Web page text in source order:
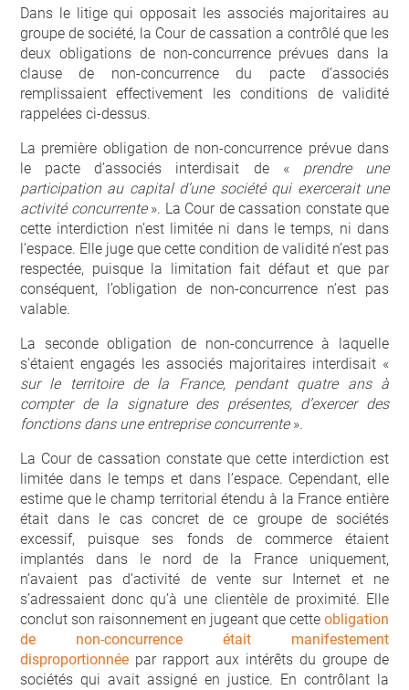
Dans le litige qui opposait les associés majoritaires au
groupe de société, la Cour de cassation a contrôlé que les
deux obligations de non-concurrence prévues dans la
clause de non-concurrence du pacte d’associés
remplissaient effectivement les conditions de validité
rappelées ci-dessus.
La première obligation de non-concurrence prévue dans
le pacte d’associés interdisait de « prendre une
participation au capital d’une société qui exercerait une
activité concurrente ». La Cour de cassation constate que
cette interdiction n’est limitée ni dans le temps, ni dans
l’espace. Elle juge que cette condition de validité n’est pas
respectée, puisque la limitation fait défaut et que par
conséquent, l’obligation de non-concurrence n’est pas
valable.
La seconde obligation de non-concurrence à laquelle
s’étaient engagés les associés majoritaires interdisait «
sur le territoire de la France, pendant quatre ans à
compter de la signature des présentes, d’exercer des
fonctions dans une entreprise concurrente ».
La Cour de cassation constate que cette interdiction est
limitée dans le temps et dans l’espace. Cependant, elle
estime que le champ territorial étendu à la France entière
était dans le cas concret de ce groupe de sociétés
excessif, puisque ses fonds de commerce étaient
implantés dans le nord de la France uniquement,
n’avaient pas d’activité de vente sur Internet et ne
s’adressaient donc qu’à une clientèle de proximité. Elle
conclut son raisonnement en jugeant que cette obligation
de non-concurrence était manifestement
disproportionnée par rapport aux intérêts du groupe de
sociétés qui avait assigné en justice. En contrôlant la